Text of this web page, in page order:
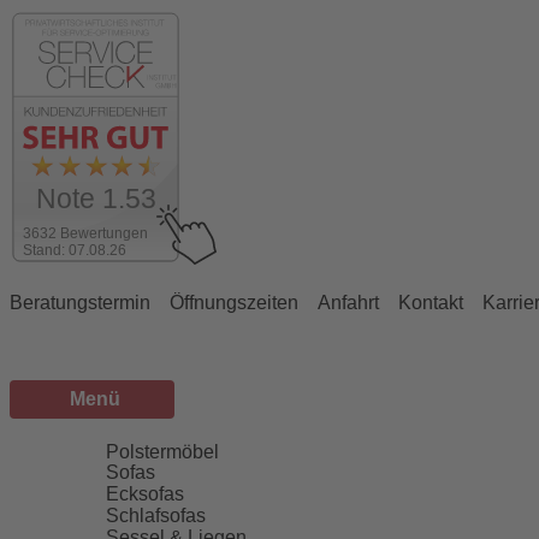
3632 Bewertungen
Stand: 07.08.26
Note 1.53
Beratungstermin Öffnungszeiten Anfahrt Kontakt
Menü
Sortiment
Polstermöbel
Sofas
Ecksofas
Schlafsofas